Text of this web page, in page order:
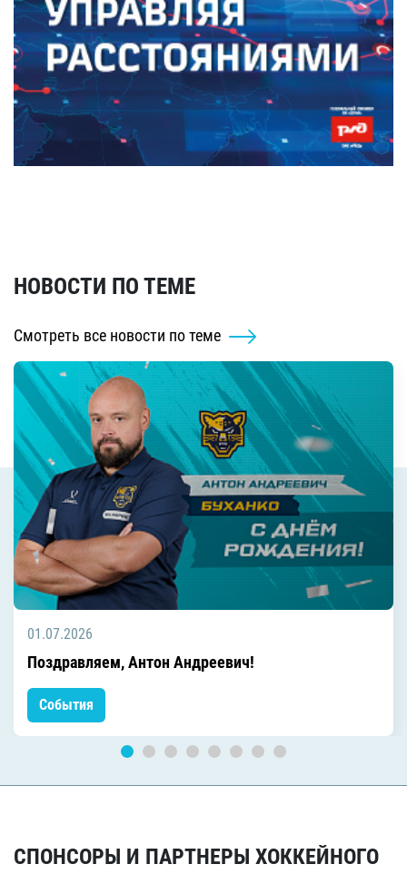
НОВОСТИ ПО ТЕМЕ
Смотреть все новости по теме
01.07.2026
Поздравляем, Антон Андреевич!
События
СПОНСОРЫ И ПАРТНЕРЫ ХОККЕЙНОГО